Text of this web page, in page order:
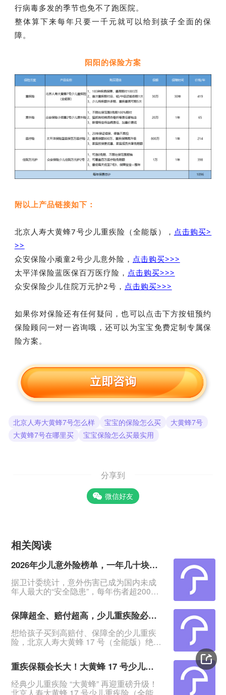
行病毒多发的季节也免不了跑医院。
整体算下来每年只要一千元就可以给到孩子全面的保
障。
阳阳的保险方案
附以上产品链接如下：
北京人寿大黄蜂7号少儿重疾险（全能版）， 点击购买>
>>
众安保险小顽童2号少儿意外险， 点击购买>>>
太平洋保险蓝医保百万医疗险， 点击购买>>>
众安保险少儿住院万元护2号， 点击购买>>>
如果你对保险还有任何疑问，也可以点击下方按钮预约
保险顾问一对一咨询哦，还可以为宝宝免费定制专属保
险方案。
北京人寿大黄蜂7号怎么样 宝宝的保险怎么买
大黄蜂7号
大黄蜂7号在哪里买
宝宝保险怎么买最实用
分享到
微信好友
相关阅读
2026年少儿意外险榜单，一年几十块搞定孩子意外保障
据卫计委统计，意外伤害已成为国内未成
年人最大的“安全隐患”，每年伤者超2000
怎么保护孩子？&nbsp;其实一份几十块钱
一年的意外险，就能报销孩子意外医疗
费，还提供意外身故/伤残赔付，给孩子一
份确定保障。&nbsp;今日这2款意外险，低
至一年78元起，保障覆盖孩子大小意外风
适
保障超全、赔付超高，少儿重疾险必看大黄蜂17号（全能版）
想给孩子买到高赔付、保障全的少儿重疾
险，北京人寿大黄蜂 17 号（全能版）绝对
疾、少儿特疾、罕见病，还把赔付比例拉
到新高度 ——首次重疾最高多赔 108% 基
本保额，白血病最高可赔 608% 基本保
额，买 50 万保额最高能赔 304 万，堪称
重疾保额会长大！大黄蜂 17 号少儿重疾险（全能版）升级上线，保障与性价比全测评
经典少儿重疾险 “大黄蜂” 再迎重磅升级！
北京人寿大黄蜂 17 号少儿重疾险（全能